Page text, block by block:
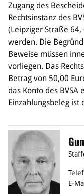
Mitteldeutsche Liga (MDL)
Jugend & Schulsport
Allgemeines
Projekte
Bildung
Info
Bildungsnetzwerk
Schiedsrichterwesen
Bildungsangebote im BVSA
Externe Bildungsangebote
Service
Zugang des
Rechtsinstanz des
(Leipziger Straße
werden. Die
Beweise müssen
vorliegen. Das
Betrag von 50,00
das Konto des
Einzahlungsbeleg ist
E-